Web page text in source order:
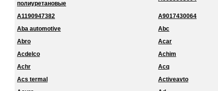
полиуретановые
A1190947382
A9017430064
Aba automotive
Abc
Abro
Acar
Acdelco
Achim
Achr
Acq
Acs termal
Activeavto